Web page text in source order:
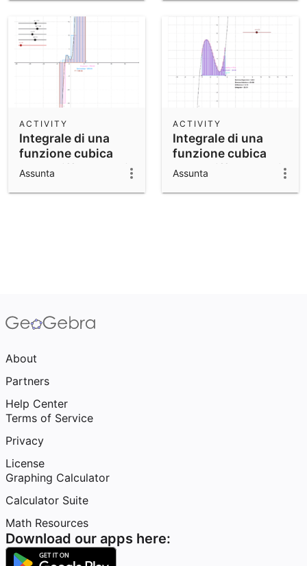
Integrale di una
funzione cubica
come differenza di
ACTIVITY
Assunta
Integrale di una
funzione cubica
come differenza di
ACTIVITY
Assunta
About
Partners
Help Center
Terms of Service
Privacy
License
Graphing Calculator
Calculator Suite
Math Resources
Download our apps here: